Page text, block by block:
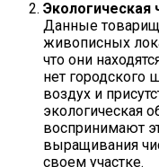
Экологическая
Данные
живописных
что они
нет городского
воздух и
экологическая
воспринимают
выращивания
своем участке.